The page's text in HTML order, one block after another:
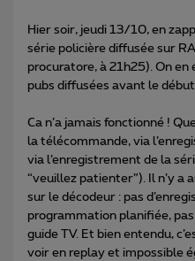
Hier soir, jeudi 13/10, en
série policière diffusée sur
procuratore, à 21h25). On en
pubs diffusées avant le
Ca n’a jamais fonctionné !
la télécommande, via
via l’enregistrement de la
“veuillez patienter”). Il n’y a
sur le décodeur : pas
programmation planifiée, pas
guide TV. Et bien entendu,
voir en replay et impossible